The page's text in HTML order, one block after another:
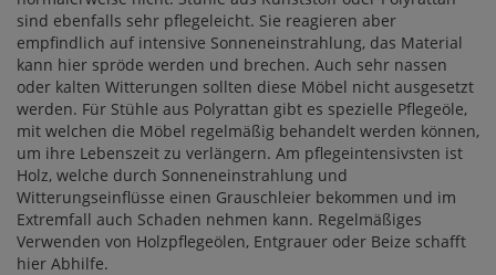
sind ebenfalls sehr pflegeleicht. Sie reagieren aber
empfindlich auf intensive Sonneneinstrahlung, das Material
kann hier spröde werden und brechen. Auch sehr nassen
oder kalten Witterungen sollten diese Möbel nicht ausgesetzt
werden. Für Stühle aus Polyrattan gibt es spezielle Pflegeöle,
mit welchen die Möbel regelmäßig behandelt werden können,
um ihre Lebenszeit zu verlängern. Am pflegeintensivsten ist
Holz, welche durch Sonneneinstrahlung und
Witterungseinflüsse einen Grauschleier bekommen und im
Extremfall auch Schaden nehmen kann. Regelmäßiges
Verwenden von Holzpflegeölen, Entgrauer oder Beize schafft
hier Abhilfe.